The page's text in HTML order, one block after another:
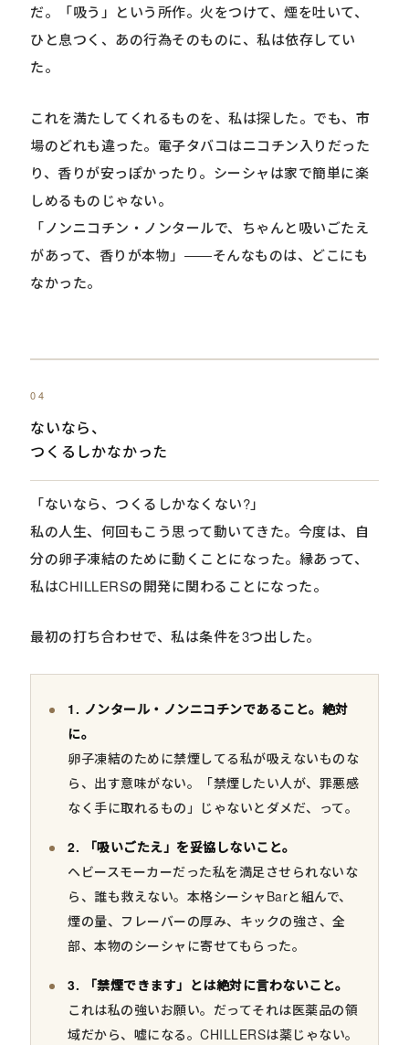
だ。「吸う」という所作。火をつけて、煙を吐いて、
ひと息つく、あの行為そのものに、私は依存してい
た。
これを満たしてくれるものを、私は探した。でも、市
場のどれも違った。電子タバコはニコチン入りだった
り、香りが安っぽかったり。シーシャは家で簡単に楽
しめるものじゃない。
「ノンニコチン・ノンタールで、ちゃんと吸いごたえ
があって、香りが本物」――そんなものは、どこにも
なかった。
04
ないなら、
つくるしかなかった
「ないなら、つくるしかなくない?」
私の人生、何回もこう思って動いてきた。今度は、自
分の卵子凍結のために動くことになった。縁あって、
私はCHILLERSの開発に関わることになった。
最初の打ち合わせで、私は条件を3つ出した。
1. ノンタール・ノンニコチンであること。絶対
に。
卵子凍結のために禁煙してる私が吸えないものな
ら、出す意味がない。「禁煙したい人が、罪悪感
なく手に取れるもの」じゃないとダメだ、って。
2. 「吸いごたえ」を妥協しないこと。
ヘビースモーカーだった私を満足させられないな
ら、誰も救えない。本格シーシャBarと組んで、
煙の量、フレーバーの厚み、キックの強さ、全
部、本物のシーシャに寄せてもらった。
3. 「禁煙できます」とは絶対に言わないこと。
これは私の強いお願い。だってそれは医薬品の領
域だから、嘘になる。CHILLERSは薬じゃない。